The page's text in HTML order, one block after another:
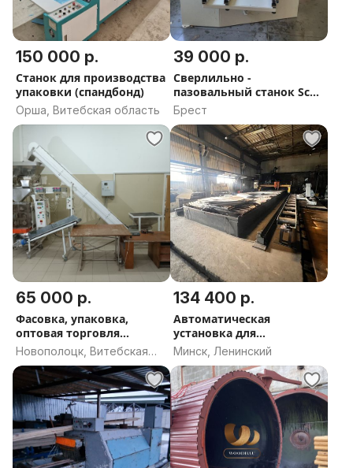
150 000 р.
Станок для производства
упаковки (спандбонд)
Орша, Витебская область
39 000 р.
Сверлильно -
пазовальный станок Scm
cyflex h800
Брест
65 000 р.
Фасовка, упаковка,
оптовая торговля
продукты
Новополоцк, Витебская
область
134 400 р.
Автоматическая
установка для
кислородной резки ИР с
компрессором С416М
Минск, Ленинский